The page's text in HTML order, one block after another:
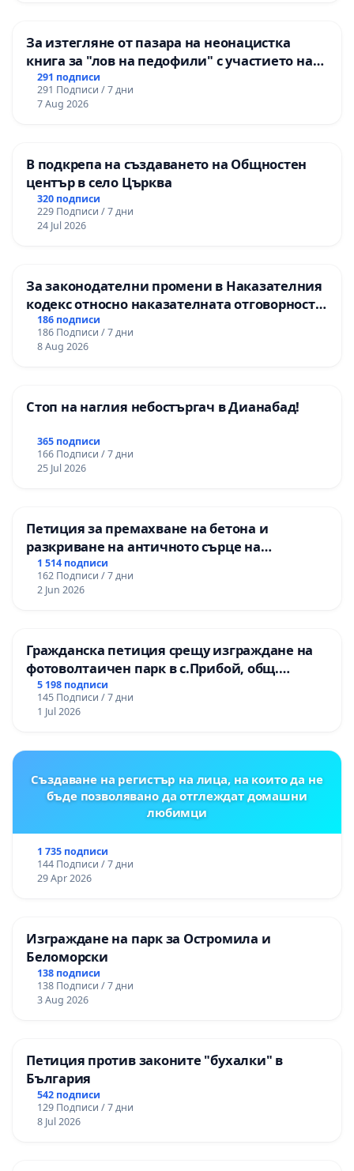
За изтегляне от пазара на неонацистка
книга за "лов на педофили" с участието на
деца
291 подписи
291 Подписи / 7 дни
7 Aug 2026
В подкрепа на създаването на Общностен
център в село Църква
320 подписи
229 Подписи / 7 дни
24 Jul 2026
За законодателни промени в Наказателния
кодекс относно наказателната отговорност
на непълнолетните при особено тежки
умишлени престъпления
186 подписи
186 Подписи / 7 дни
8 Aug 2026
Стоп на наглия небостъргач в Дианабад!
365 подписи
166 Подписи / 7 дни
25 Jul 2026
Петиция за премахване на бетона и
разкриване на античното сърце на
Могиланската могила във Враца
1 514 подписи
162 Подписи / 7 дни
2 Jun 2026
Гражданска петиция срещу изграждане на
фотоволтаичен парк в с.Прибой, общ.
Радомир
5 198 подписи
145 Подписи / 7 дни
1 Jul 2026
Създаване на регистър на лица, на които да не
бъде позволявано да отглеждат домашни
любимци
1 735 подписи
144 Подписи / 7 дни
29 Apr 2026
Изграждане на парк за Остромила и
Беломорски
138 подписи
138 Подписи / 7 дни
3 Aug 2026
Петиция против законите "бухалки" в
България
542 подписи
129 Подписи / 7 дни
8 Jul 2026